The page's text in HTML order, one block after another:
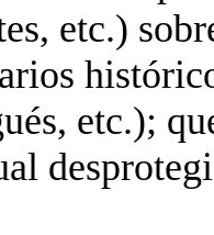
etc.)
etc.);